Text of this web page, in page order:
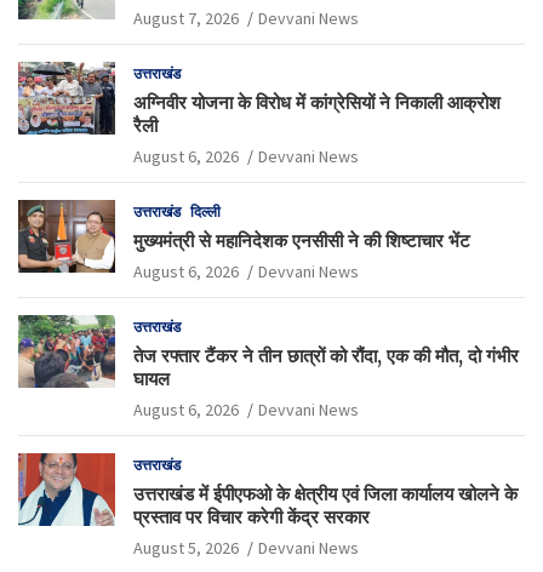
August 7, 2026 Devvani News
उत्तराखंड
अग्निवीर योजना के विरोध में कांग्रेसियों ने निकाली आक्रोश
रैली
August 6, 2026 Devvani News
उत्तराखंड दिल्ली
मुख्यमंत्री से महानिदेशक एनसीसी ने की शिष्टाचार भेंट
August 6, 2026 Devvani News
उत्तराखंड
तेज रफ्तार टैंकर ने तीन छात्रों को रौंदा, एक की मौत, दो गंभीर
घायल
August 6, 2026 Devvani News
उत्तराखंड
उत्तराखंड में ईपीएफओ के क्षेत्रीय एवं जिला कार्यालय खोलने के
प्रस्ताव पर विचार करेगी केंद्र सरकार
August 5, 2026 Devvani News